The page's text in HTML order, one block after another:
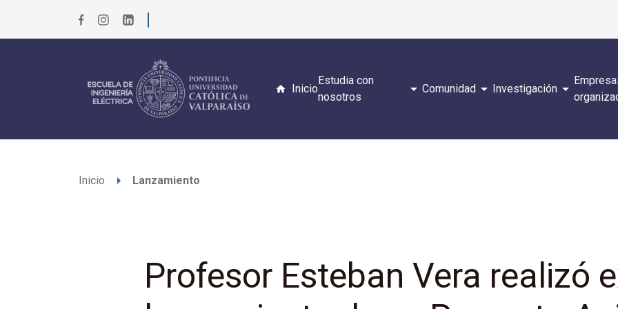
Inicio
Estudia con
nosotros
arrow_drop_down Comunidadarrow_drop_down Investigaciónarrow_drop_down
Inicio arrow_right Lanzamiento
Profesor Esteban Vera realizó